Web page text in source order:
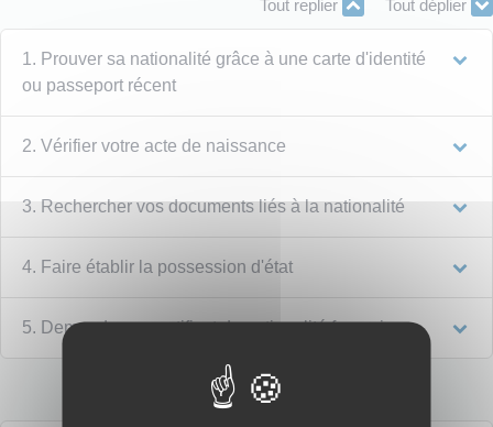
Tout replier Tout déplier
1. Prouver sa nationalité grâce à une carte d'identité
ou passeport récent
2. Vérifier votre acte de naissance
3. Rechercher vos documents liés à la nationalité
4. Faire établir la possession d'état
5. Demander un certificat de nationalité française